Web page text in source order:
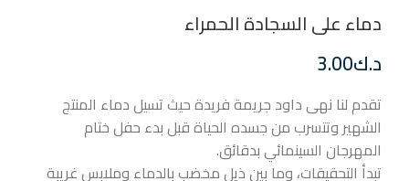
دماء على السجادة الحمراء
د.ك3.00
تقدم لنا نهى داود جريمة فريدة حيث تسيل دماء المنتج
الشهير وتتسرب من جسده الحياة قبل بدء حفل ختام
المهرجان السينمائي بدقائق.
تبدأ التحقيقات، وما بين ذيل مخضب بالدماء وملابس غريبة